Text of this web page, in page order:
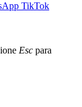
TikTok
Esc para